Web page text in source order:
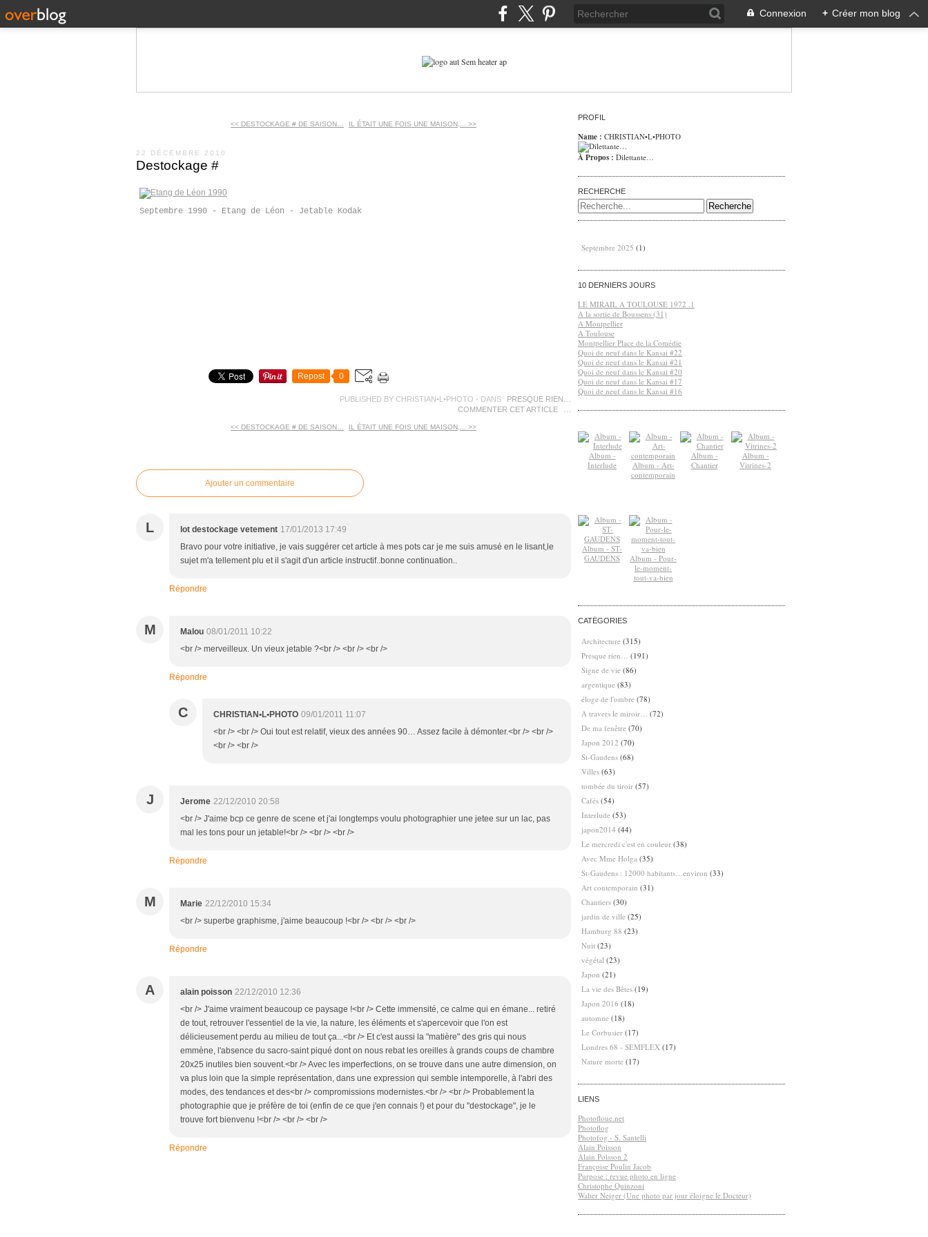
Connexion + Créer mon blog
<< DESTOCKAGE # DE SAISON… IL ÉTAIT UNE FOIS UNE MAISON,... >>
22 DÉCEMBRE 2010
Destockage #
Septembre 1990 - Etang de Léon - Jetable Kodak
Repost 0
PUBLISHED BY CHRISTIAN•L•PHOTO - DANS
PRESQUE RIEN…
COMMENTER CET ARTICLE
<< DESTOCKAGE # DE SAISON… IL ÉTAIT UNE FOIS UNE MAISON,... >>
Ajouter un commentaire
L lot destockage vetement 17/01/2013 17:49
Bravo pour votre initiative, je vais suggérer cet article à mes pots car je me suis amusé en le lisant,le
sujet m'a tellement plu et il s'agit d'un article instructif..bonne continuation..
Répondre
M Malou 08/01/2011 10:22
<br /> merveilleux. Un vieux jetable ?<br /> <br /> <br />
Répondre
C CHRISTIAN•L•PHOTO 09/01/2011 11:07
<br /> <br /> Oui tout est relatif, vieux des années 90… Assez facile à démonter.<br /> <br />
<br /> <br />
J Jerome 22/12/2010 20:58
<br /> J'aime bcp ce genre de scene et j'ai longtemps voulu photographier une jetee sur un lac, pas
mal les tons pour un jetable!<br /> <br /> <br />
Répondre
M Marie 22/12/2010 15:34
<br /> superbe graphisme, j'aime beaucoup !<br /> <br /> <br />
Répondre
A alain poisson 22/12/2010 12:36
<br /> J'aime vraiment beaucoup ce paysage !<br /> Cette immensité, ce calme qui en émane... retiré
de tout, retrouver l'essentiel de la vie, la nature, les éléments et s'apercevoir que l'on est
délicieusement perdu au milieu de tout ça...<br /> Et c'est aussi la "matière" des gris qui nous
emmène, l'absence du sacro-saint piqué dont on nous rebat les oreilles à grands coups de chambre
20x25 inutiles bien souvent.<br /> Avec les imperfections, on se trouve dans une autre dimension, on
va plus loin que la simple représentation, dans une expression qui semble intemporelle, à l'abri des
modes, des tendances et des<br /> compromissions modernistes.<br /> <br /> Probablement la
photographie que je préfère de toi (enfin de ce que j'en connais !) et pour du "destockage", je le
trouve fort bienvenu !<br /> <br /> <br />
Répondre
PROFIL
Name : CHRISTIAN•L•PHOTO
À Propos : Dilettante…
RECHERCHE
Septembre 2025 (1)
10 DERNIERS JOURS
LE MIRAIL A TOULOUSE 1972 .1
A la sortie de Boussens (31)
A Montpellier
A Toulouse
Montpellier Place de la Comédie
Quoi de neuf dans le Kansai #22
Quoi de neuf dans le Kansai #21
Quoi de neuf dans le Kansai #20
Quoi de neuf dans le Kansai #17
Quoi de neuf dans le Kansai #16
Album -
Interlude
Album - Art-
contemporain
Album -
Chantier
Album -
Vitrines-2
Album - ST-
GAUDENS
Album - Pour-
le-moment-
tout-va-bien
CATÉGORIES
Architecture (315)
Presque rien…
(191)
Signe de vie (86)
argentique (83)
éloge de l'ombre (78)
A travers le miroir…
(72)
De ma fenêtre (70)
Japon 2012 (70)
St-Gaudens (68)
Villes (63)
tombée du tiroir (57)
Cafés (54)
Interlude (53)
japon2014 (44)
Le mercredi c'est en couleur (38)
Avec Mme Holga (35)
St-Gaudens : 12000 habitants…environ (33)
Art contemporain (31)
Chantiers (30)
jardin de ville (25)
Hamburg 88 (23)
Nuit (23)
végétal (23)
Japon (21)
La vie des Bêtes (19)
Japon 2016 (18)
automne (18)
Le Corbusier (17)
Londres 68 - SEMFLEX (17)
Nature morte (17)
LIENS
Photofloue.net
Photoflog
Photofog - S. Santelli
Alain Poisson
Alain Poisson 2
Françoise Poulin Jacob
Purpose : revue photo en ligne
Christophe Quinzoni
Walter Neiger (Une photo par jour éloigne le Docteur)